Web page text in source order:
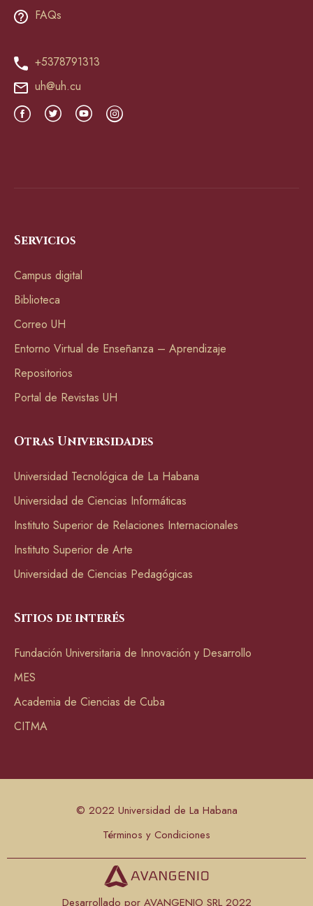
FAQs
+5378791313
uh@uh.cu
Servicios
Campus digital
Biblioteca
Correo UH
Entorno Virtual de Enseñanza – Aprendizaje
Repositorios
Portal de Revistas UH
Otras Universidades
Universidad Tecnológica de La Habana
Universidad de Ciencias Informáticas
Instituto Superior de Relaciones Internacionales
Instituto Superior de Arte
Universidad de Ciencias Pedagógicas
Sitios de interés
Fundación Universitaria de Innovación y Desarrollo
MES
Academia de Ciencias de Cuba
CITMA
© 2022 Universidad de La Habana
Términos y Condiciones
Desarrollado por AVANGENIO SRL 2022